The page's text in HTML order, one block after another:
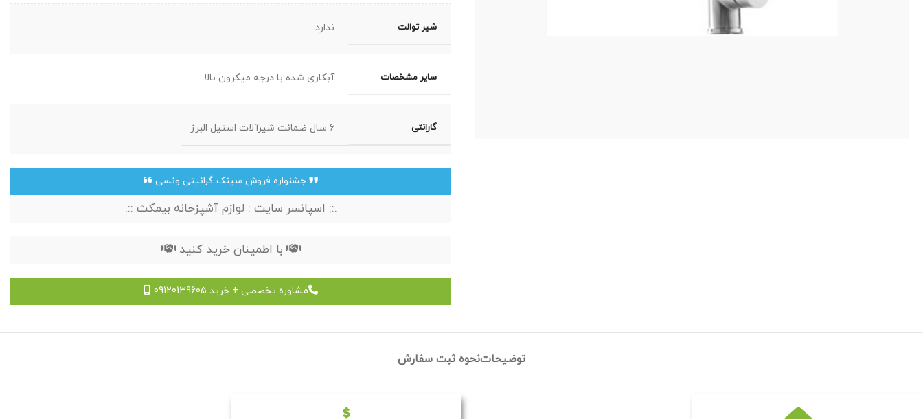
شیر توالت ندارد
سایر مشخصات آبکاری شده با درجه میکرون بالا
گارانتی 6 سال ضمانت شیرآلات استیل البرز
جشنواره فروش سینک گرانیتی ونسی
.:: اسپانسر سایت : لوازم آشپزخانه بیمکث ::.
با اطمینان خرید کنید
مشاوره تخصصی + خرید 09120139605
توضیحاتنحوه ثبت سفارش